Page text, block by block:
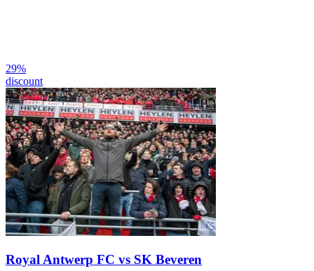
29%
discount
Royal Antwerp FC vs SK Beveren